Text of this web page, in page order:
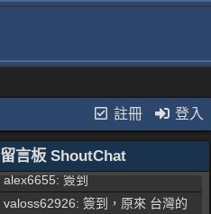
註冊 登入
留言板 ShoutChat
acbwong: 簽到
alex6655: 簽到
acbwong: 簽到
alex6655: 簽到
valoss62926: 簽到，原來 台灣的